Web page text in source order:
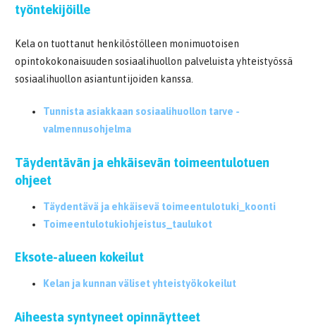
työntekijöille
Kela on tuottanut henkilöstölleen monimuotoisen
opintokokonaisuuden sosiaalihuollon palveluista yhteistyössä
sosiaalihuollon asiantuntijoiden kanssa.
Tunnista asiakkaan sosiaalihuollon tarve -
valmennusohjelma
Täydentävän ja ehkäisevän toimeentulotuen
ohjeet
Täydentävä ja ehkäisevä toimeentulotuki_koonti
Toimeentulotukiohjeistus_taulukot
Eksote-alueen kokeilut
Kelan ja kunnan väliset yhteistyökokeilut
Aiheesta syntyneet opinnäytteet